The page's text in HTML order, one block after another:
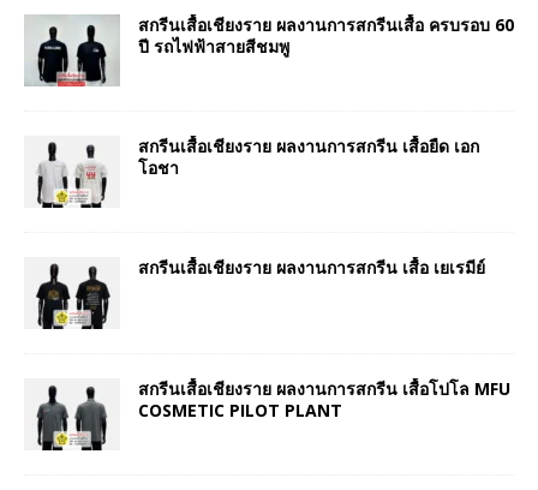
สกรีนเสื้อเชียงราย ผลงานการสกรีนเสื้อ ครบรอบ 60
ปี รถไฟฟ้าสายสีชมพู
สกรีนเสื้อเชียงราย ผลงานการสกรีน เสื้อยืด เอก
โอชา
สกรีนเสื้อเชียงราย ผลงานการสกรีน เสื้อ เยเรมีย์
สกรีนเสื้อเชียงราย ผลงานการสกรีน เสื้อโปโล MFU
COSMETIC PILOT PLANT